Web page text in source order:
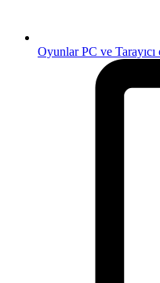
OyunlarPC ve Tarayıcı